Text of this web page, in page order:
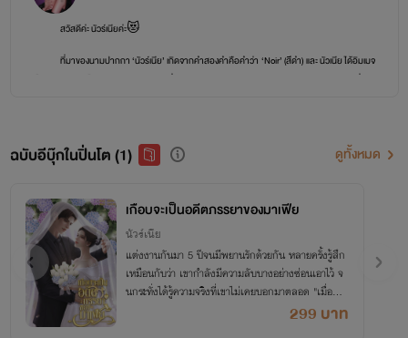
สวัสดีค่ะ นัวร์เนียค่ะ😻
ที่มาของนามปากกา ‘นัวร์เนีย’ เกิดจากคำสองคำคือคำว่า ‘Noir’ (สีดำ) และ นัวเนีย ได้อิมเมจ
เป็นนักเขียนตัวเล็กตัวน้อยแบบแมวดำ ที่คอยคลอเคลียขาผู้อ่าน (ฮิๆ) ประกอบกับแนวนิยายที่ชอบ
ขอความเอ็นดูในงานเขียนของนัวร์ด้วยนะคะ
บอร์ดได้ค่ะ❤
ยินดีที่ได้พบกันค่ะ
ฉบับอีบุ๊กในปิ่นโต (1) ดูทั้งหมด
เกือบจะเป็นอดีตภรรยาของมาเฟีย
นัวร์เนีย
แต่งงานกันมา 5 ปีจนมีพยานรักด้วยกัน หลายครั้งรู้สึก
เหมือนกับว่า เขากำลังมีความลับบางอย่างซ่อนเอาไว้ จ
นกระทั่งได้รู้ความจริงที่เขาไม่เคยบอกมาตลอด "เมื่อควา
มรักขาดความเชื่อใจ สุดท้ายการหย่าคือทางออก"299 บาท